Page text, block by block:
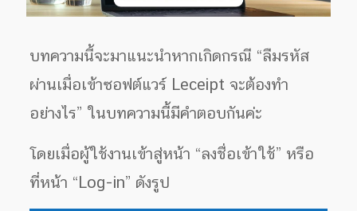
บทความนี้จะมาแนะนำหากเกิดกรณี “ลืมรหัส
ผ่านเมื่อเข้าซอฟต์แวร์ Leceipt จะต้องทำ
อย่างไร” ในบทความนี้มีคำตอบกันค่ะ
โดยเมื่อผู้ใช้งานเข้าสู่หน้า “ลงชื่อเข้าใช้” หรือ
ที่หน้า “Log-in” ดังรูป